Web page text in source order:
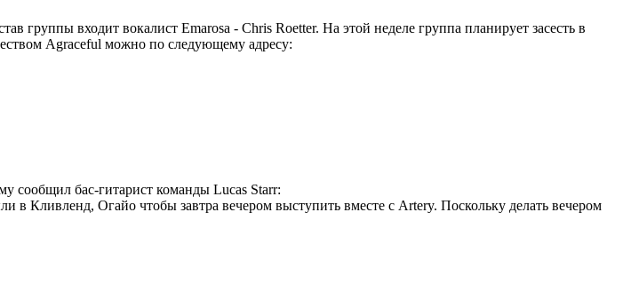
группы входит вокалист Emarosa - Chris Roetter. На этой неделе группа планирует засесть в
Agraceful можно по следующему адресу:
сообщил бас-гитарист команды Lucas Starr:
Кливленд, Огайо чтобы завтра вечером выступить вместе с Artery. Поскольку делать вечером